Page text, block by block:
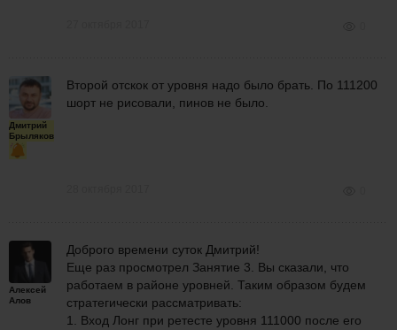
Дмитрий
Брыляков
Второй отскок от уровня надо было брать. По 111200
шорт не рисовали, пинов не было.
Алексей
Алов
Доброго времени суток Дмитрий!
Еще раз просмотрел Занятие 3. Вы сказали, что
работаем в районе уровней. Таким образом будем
стратегически рассматривать:
1. Вход Лонг при ретесте уровня 111000 после его